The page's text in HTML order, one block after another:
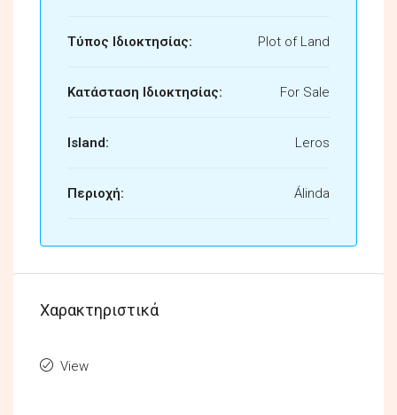
Τύπος Ιδιοκτησίας: Plot of Land
Κατάσταση Ιδιοκτησίας: For Sale
Island: Leros
Περιοχή: Álinda
Χαρακτηριστικά
View